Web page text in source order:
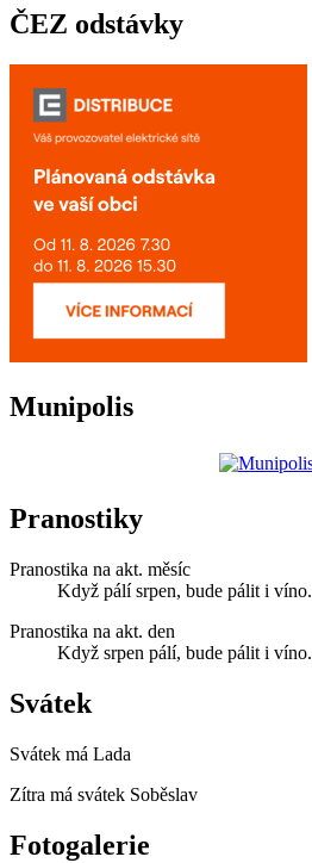
ČEZ odstávky
Munipolis
Pranostiky
Pranostika na akt. měsíc
Když pálí srpen, bude pálit i víno.
Pranostika na akt. den
Když srpen pálí, bude pálit i víno.
Svátek
Svátek má Lada
Zítra má svátek Soběslav
Fotogalerie